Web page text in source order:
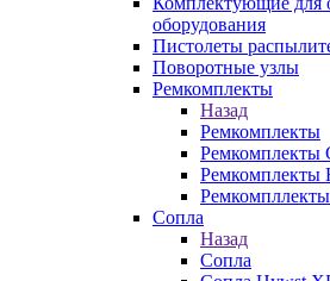
оборудования
Пистолеты
Поворотные узлы
Ремкомплекты
Назад
Ремкомплекты
Ремкомплекты
Ремкомплекты
Сопла
Назад
Сопла